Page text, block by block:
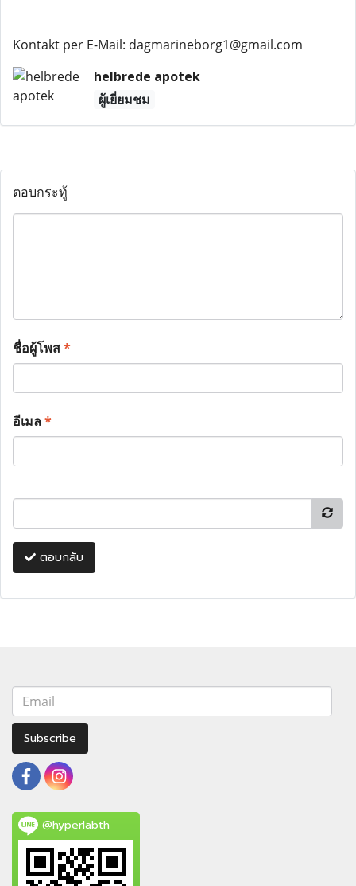
Kontakt per E-Mail: dagmarineborg1@gmail.com
helbrede apotek
ผู้เยี่ยมชม
ตอบกระทู้
ชื่อผู้โพส*
อีเมล*
ตอบกลับ
Subscribe
@hyperlabth